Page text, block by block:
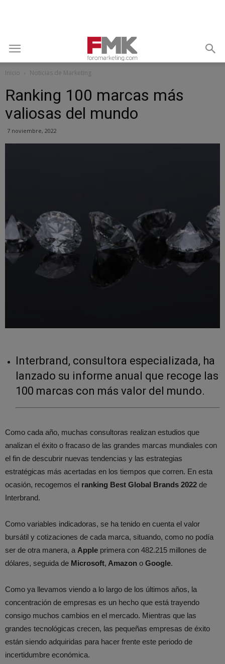
Inicio Noticias de Marketing
Ranking 100 marcas más
valiosas del mundo
7 noviembre, 2022
Interbrand, consultora especializada, ha
lanzado su informe anual que recoge las
100 marcas con más valor del mundo.
Como cada año, muchas consultoras realizan estudios que
analizan el éxito o fracaso de las grandes marcas mundiales con
el fin de descubrir nuevas tendencias y las estrategias
estratégicas más acertadas en los tiempos que corren. En esta
ocasión, recogemos el ranking Best Global Brands 2022 de
Interbrand.
Como variables indicadoras, se ha tenido en cuenta el valor
bursátil y cotizaciones de cada marca, situando, como no podía
ser de otra manera, a Apple primera con 482.215 millones de
dólares, seguida de Microsoft, Amazon o Google.
Como ya llevamos viendo a lo largo de los últimos años, la
concentración de empresas es un hecho que está trayendo
consigo muchos cambios en el mercado. Mientras que las
grandes tecnológicas crecen, las pequeñas empresas de éxito
están siendo adquiridas para hacer frente este periodo de
incertidumbre económica.